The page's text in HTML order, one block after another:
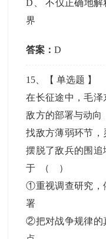
D 、不仅正确地
界
答案：D
15 、【单选题 】
在长征途中，毛
敌方的部署与动向
找敌方薄弱环节
摆脱了敌兵的围
于 （ ）
①重视调查研究，
署
②把对战争规律的